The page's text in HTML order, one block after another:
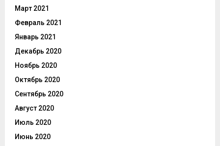
Март 2021
Февраль 2021
Январь 2021
Декабрь 2020
Ноябрь 2020
Октябрь 2020
Сентябрь 2020
Август 2020
Июль 2020
Июнь 2020